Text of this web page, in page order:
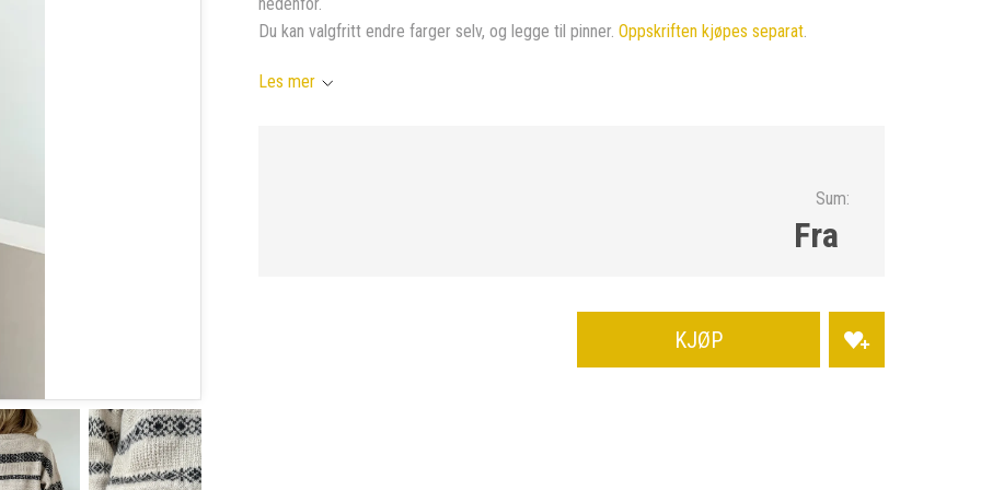
Du kan valgfritt endre farger selv, og legge til pinner. Oppskriften kjøpes separat.
Les mer
Sum:
Fra
KJØP